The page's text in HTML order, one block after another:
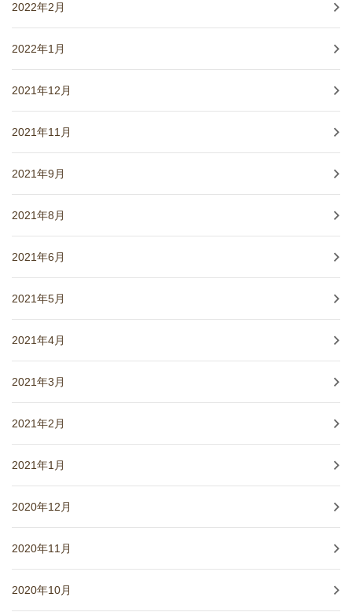
2022年2月
2022年1月
2021年12月
2021年11月
2021年9月
2021年8月
2021年6月
2021年5月
2021年4月
2021年3月
2021年2月
2021年1月
2020年12月
2020年11月
2020年10月